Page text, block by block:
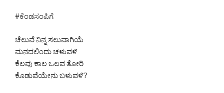
#ಕೆಂಡಸಂಪಿಗೆ
ಚೆಲುವೆ ನಿನ್ನ ಸಲುವಾಗಿಯೆ
ಮನದಲಿಂದು ಚಳುವಳಿ
ಕೆಲವು ಕಾಲ ಒಲವ ತೋರಿ
ಕೊಡುವೆಯೇನು ಬಳುವಳಿ?